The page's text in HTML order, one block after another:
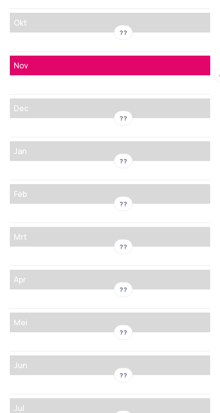
Okt
??
Nov
Dec
??
Jan
??
Feb
??
Mrt
??
Apr
??
Mei
??
Jun
??
Jul